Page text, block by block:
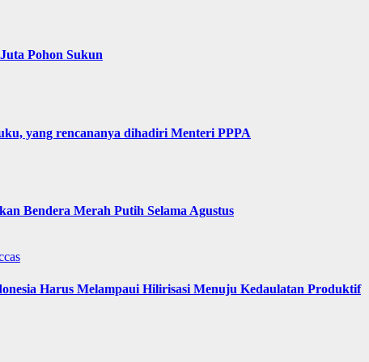
Pohon Sukun
yang rencananya dihadiri Menteri PPPA
Bendera Merah Putih Selama Agustus
Harus Melampaui Hilirisasi Menuju Kedaulatan Produktif